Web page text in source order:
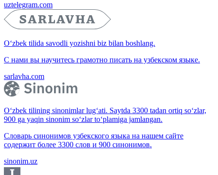
uztelegram.com
O‘zbek tilida savodli yozishni biz bilan boshlang.
С нами вы научитесь грамотно писать на узбекском языке.
sarlavha.com
O‘zbek tilining sinonimlar lug‘ati. Saytda 3300 tadan ortiq so‘zlar,
900 ga yaqin sinonim so‘zlar to‘plamiga jamlangan.
Словарь синонимов узбекского языка на нашем сайте
содержит более 3300 слов и 900 синонимов.
sinonim.uz